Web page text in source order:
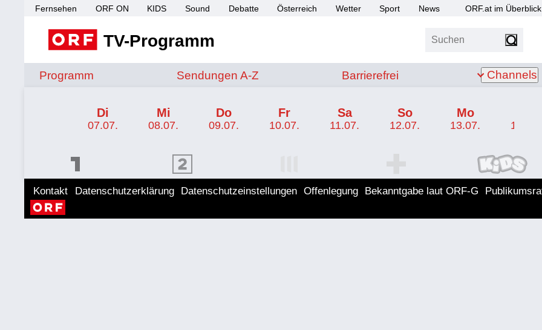
Fernsehen ORF ON KIDS Sound Debatte Österreich Wetter Sport News ORF.at im Überblick
TV-Programm Suchen
Programm Sendungen von A bis Z
Sendungen A-Z Barrierefrei
Barrierefrei Channels
Di
07.07.
Mi
08.07.
Do
09.07.
Fr
10.07.
Sa
11.07.
So
12.07.
Mo
13.07. 14.07.
ORF 2 Programm ORF KIDS Programm
Kontakt Datenschutzerklärung Datenschutzeinstellungen Offenlegung Bekanntgabe laut ORF-G